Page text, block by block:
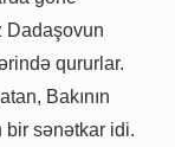
Dadaşovun
qururlar.
Bakının
bir sənətkar idi.